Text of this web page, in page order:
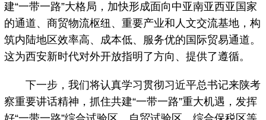
建“一带一路”大格局，加快形成面向中亚南亚西亚国家
的通道、商贸物流枢纽、重要产业和人文交流基地，构
筑内陆地区效率高、成本低、服务优的国际贸易通道。
这为西安新时代对外开放指明了方向、提供了遵循。
下一步，我们将认真学习贯彻习近平总书记来陕考
察重要讲话精神，抓住共建“一带一路”重大机遇，发挥